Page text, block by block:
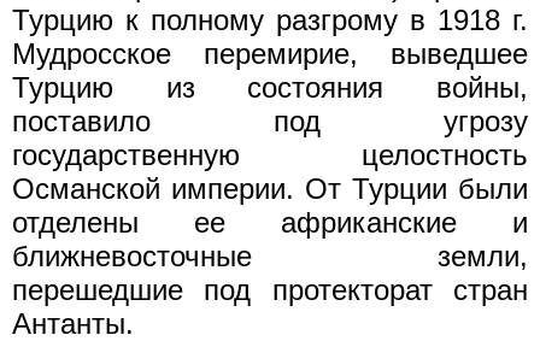
Турцию к полному разгрому в 1918 г.
Мудросское перемирие, выведшее
Турцию из состояния войны,
поставило под угрозу
государственную целостность
Османской империи. От Турции были
отделены ее африканские и
ближневосточные земли,
перешедшие под протекторат стран
Антанты.